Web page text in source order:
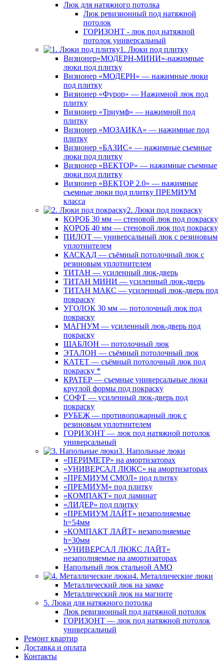
Люк для натяжного потолка
Люк ревизионный под натяжной
потолок
ГОРИЗОНТ - люк под натяжной
потолок универсальный
1. Люки под плитку
Визионер»МОДЕРН-МИНИ»-нажимные
люки под плитку
Визионер «МОДЕРН» — нажимные люки
под плитку
Визионер «Фурор» — Нажимной люк под
плитку
Визионер «Триумф» — нажимной под
плитку
Визионер «МОЗАИКА» — нажимные под
плитку
Визионер «БАЗИС» — нажимные съемные
люки под плитку
Визионер «ВЕКТОР» — нажимные съемные
люки под плитку
Визионер «ВЕКТОР 2.0» — нажимные
съемные люки под плитку ПРЕМИУМ
класса
2. Люки под покраску
КОРОБ 30 мм — стеновой люк под покраску
КОРОБ 40 мм — стеновой люк под покраску
ПИЛОТ — универсальный люк с резиновым
уплотнителем
КАСКАД — съёмный потолочный люк с
резиновым уплотнителем
ТИТАН — усиленный люк-дверь
ТИТАН МИНИ — усиленный люк-дверь
ТИТАН МАКС — усиленный люк-дверь под
покраску
УГОЛОК 30 мм — потолочный люк под
покраску
МАГНУМ — усиленный люк-дверь под
покраску
ШАБЛОН — потолочный люк
ЭТАЛОН — съёмный потолочный люк
КАТЕТ — съёмный потолочный люк под
покраску *
КРАТЕР — съемные универсальные люки
круглой формы под покраску
СОФТ — усиленный люк-дверь под
покраску
РУБЕЖ — противопожарный люк с
резиновым уплотнителем
ГОРИЗОНТ — люк под натяжной потолок
универсальный
3. Напольные люки
«ПЕРИМЕТР» на амортизаторах
«УНИВЕРСАЛ ЛЮКС» на амортизаторах
«ПРЕМИУМ СМОЛ» под плитку
«ПРЕМИУМ» под плитку
«КОМПАКТ» под ламинат
«ЛИДЕР» под плитку
«ПРЕМИУМ ЛАЙТ» незаполняемые
h=54мм
«КОМПАКТ ЛАЙТ» незаполняемые
h=30мм
«УНИВЕРСАЛ ЛЮКС ЛАЙТ»
незаполняемые на амортизаторах
Напольный люк стальной АМО
4. Металлические люки
Металлический люк на замке
Металлический люк на магните
5. Люки для натяжного потолка
Люк ревизионный под натяжной потолок
ГОРИЗОНТ — люк под натяжной потолок
универсальный
Ремонт квартир
Доставка и оплата
Контакты